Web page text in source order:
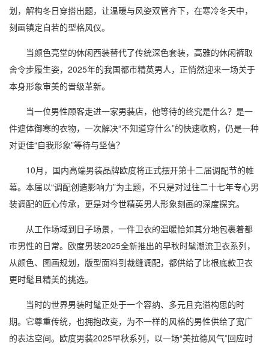
划，解构冬日穿搭出题，让温暖与风姿双管齐下，在寒冷冬天中，
刻画镇定自若的型格风仪。
当颜色亮堂的休闲西装替代了传统深色套装，高雅的休闲裤取
舍令步履生姿，2025年的我国都市精英男人，正悄然迎来一场关于
本身形象审美的晋级革新。
当一位男性顾客走进一家男装店，他等待的终究是什么？是一
件遮体御寒的衣物，一次解决“不知道穿什么”的快速收购，仍是一种
对更佳“自我形象”等待与坚信？
10月，国内高端男装品牌欧度将正式摆开第十二届调配节的帷
幕。本届以“调配创造影响力”为主题，不只是对过往二十七年专心男
装调配的匠心传承，更是对今世精英男人形象刻画的深度探究。
从工作场域到日子场景，一件卫衣的温暖恰如其分地包裹着都
市男性的日常。欧度男装2025全新推出的早秋时髦潮流卫衣系列，
从颜色、图画规划，版型面料到裁缝调配，都供给了比根底款卫衣
更时髦且精美的挑选。
当时的世界男装时髦正处于一个容纳、多元且充溢构思的时
期。它尊重传统，也拥抱改变，为不一样的风格的男性供给了宽广
的表达空间。欧度男装2025早秋系列，以一场“美拉德风气”回应时